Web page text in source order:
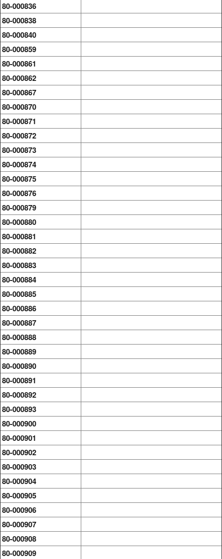
80-000836
80-000838
80-000840
80-000859
80-000861
80-000862
80-000867
80-000870
80-000871
80-000872
80-000873
80-000874
80-000875
80-000876
80-000879
80-000880
80-000881
80-000882
80-000883
80-000884
80-000885
80-000886
80-000887
80-000888
80-000889
80-000890
80-000891
80-000892
80-000893
80-000900
80-000901
80-000902
80-000903
80-000904
80-000905
80-000906
80-000907
80-000908
80-000909